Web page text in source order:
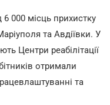
000 місць прихистку
та Авдіївки. У
Центри реабілітації
отримали
та